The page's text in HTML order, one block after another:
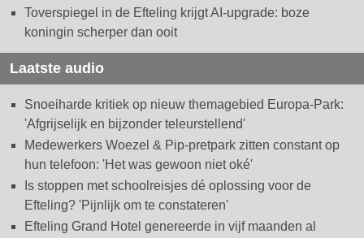
Toverspiegel in de Efteling krijgt AI-upgrade: boze
koningin scherper dan ooit
Laatste audio
Snoeiharde kritiek op nieuw themagebied Europa-Park:
'Afgrijselijk en bijzonder teleurstellend'
Medewerkers Woezel & Pip-pretpark zitten constant op
hun telefoon: 'Het was gewoon niet oké'
Is stoppen met schoolreisjes dé oplossing voor de
Efteling? 'Pijnlijk om te constateren'
Efteling Grand Hotel genereerde in vijf maanden al